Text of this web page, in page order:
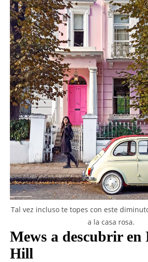
Tal vez incluso te topes con este
a la casa rosa.
Mews a descubrir en
Hill